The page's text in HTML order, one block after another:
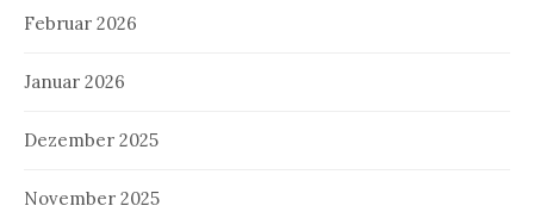
Februar 2026
Januar 2026
Dezember 2025
November 2025